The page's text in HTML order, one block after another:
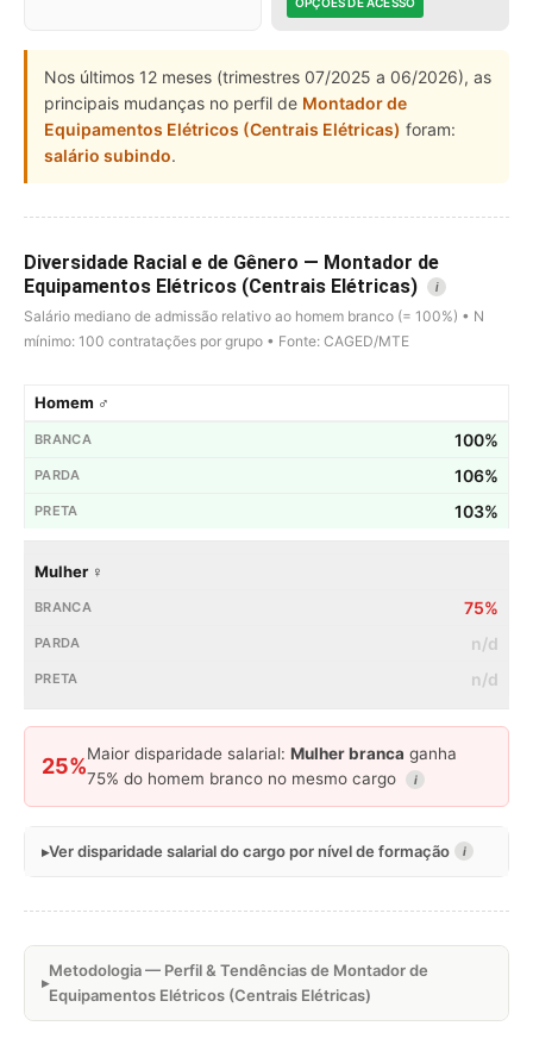
Nos últimos 12 meses (trimestres 07/2025 a 06/2026), as
principais mudanças no perfil de Montador de
Equipamentos Elétricos (Centrais Elétricas) foram:
salário subindo.
Diversidade Racial e de Gênero — Montador de
Equipamentos Elétricos (Centrais Elétricas)
i
Salário mediano de admissão relativo ao homem branco (= 100%) • N
mínimo: 100 contratações por grupo • Fonte: CAGED/MTE
Homem ♂
100%
106%
103%
Mulher ♀
75%
n/d
n/d
25%
Maior disparidade salarial: Mulher branca ganha
75% do homem branco no mesmo cargo
i
Ver disparidade salarial do cargo por nível de formação i
Metodologia — Perfil & Tendências de Montador de
Equipamentos Elétricos (Centrais Elétricas)